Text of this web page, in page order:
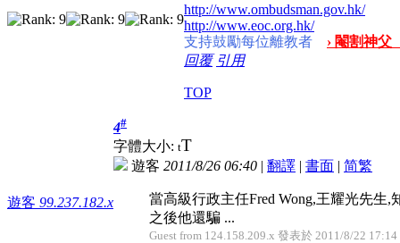
http://www.ombudsman.gov.hk/
http://www.eoc.org.hk/
支持鼓勵每位離教者
› 閹割神
回覆 引用
TOP
遊客 99.237.182.x
4#
字體大小: tT
遊客 2011/8/26 06:40 | 翻譯 | 書面 | 简繁
當高級行政主任Fred Wong,王耀光先生
之後他還騙 ...
Guest from 124.158.209.x 發表於 2011/8/22 17:14